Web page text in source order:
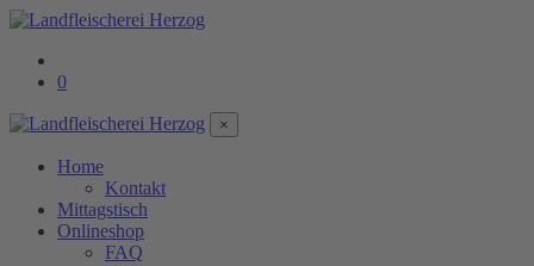
0
×
Home
Kontakt
Mittagstisch
Onlineshop
FAQ